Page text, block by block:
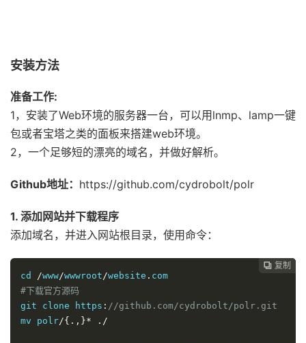
安装方法
准备工作:
1，安装了Web环境的服务器一台，可以用lnmp、lamp一键
包或者宝塔之类的面板来搭建web环境。
2，一个足够短的漂亮的域名，并做好解析。
Github地址： https://github.com/cydrobolt/polr
1. 添加网站并下载程序
添加域名，并进入网站根目录，使用命令：
 复制
 复制
 复制
 复制
 复制
 复制
 复制
 复制
 复制
cd /www/wwwroot/website .
#下载官方源码
git clone https : //github.com/cydrobolt/polr.git
mv polr/{.,}* ./